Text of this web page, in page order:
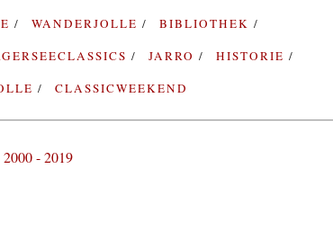
WANDERJOLLE
BIBLIOTHEK
JARRO
HISTORIE
CLASSICWEEKEND
- 2019